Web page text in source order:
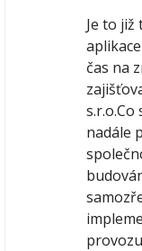
Je to již
čas na
nadále